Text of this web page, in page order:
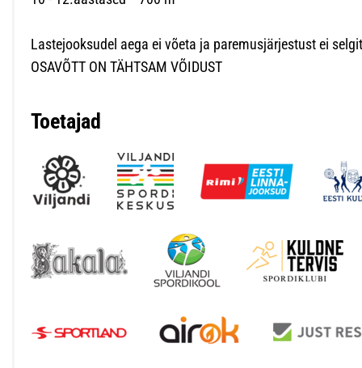
Lastejooksudel aega ei võeta ja paremusjärjestust ei
OSAVÕTT ON TÄHTSAM VÕIDUST
Toetajad